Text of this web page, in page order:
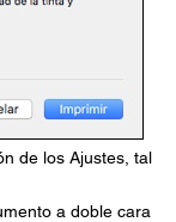
de los Ajustes, tal
a doble cara